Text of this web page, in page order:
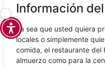
Información
Ya sea que usted quiera
locales o simplemente
comida, el restaurante
almuerzo como para la